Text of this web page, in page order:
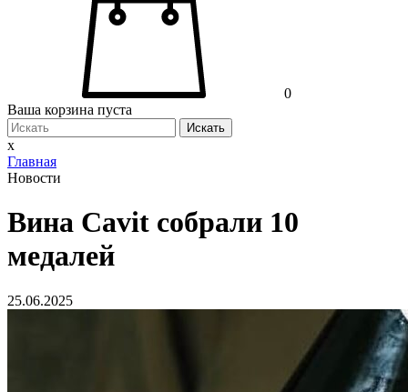
0
Ваша корзина пуста
Искать
x
Главная
Новости
Вина Cavit собрали 10
медалей
25.06.2025